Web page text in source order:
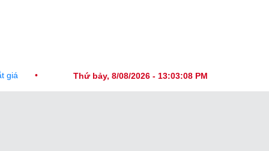
Thứ bảy, 8/08/2026 - 13:03:09 PM
Chính Đằng Sau "Cơn Sốt" Trà Sữa Nhượng Quyền: Lợi Nhuận